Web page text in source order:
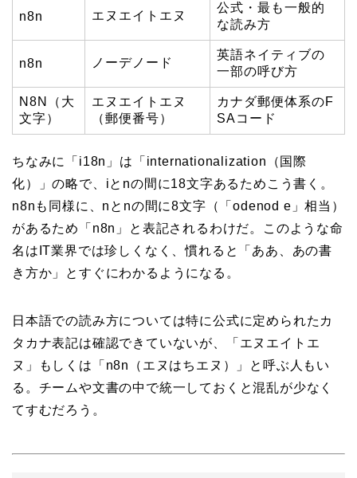
n8n エヌエイトエヌ
公式・最も一般的
な読み方
n8n ノーデノード
英語ネイティブの
一部の呼び方
N8N（大
文字）
エヌエイトエヌ
（郵便番号）
カナダ郵便体系のF
SAコード
ちなみに「i18n」は「internationalization（国際
化）」の略で、iとnの間に18文字あるためこう書く。
n8nも同様に、nとnの間に8文字（「odenod e」相当）
があるため「n8n」と表記されるわけだ。このような命
名はIT業界では珍しくなく、慣れると「ああ、あの書
き方か」とすぐにわかるようになる。
日本語での読み方については特に公式に定められたカ
タカナ表記は確認できていないが、「エヌエイトエ
ヌ」もしくは「n8n（エヌはちエヌ）」と呼ぶ人もい
る。チームや文書の中で統一しておくと混乱が少なく
てすむだろう。